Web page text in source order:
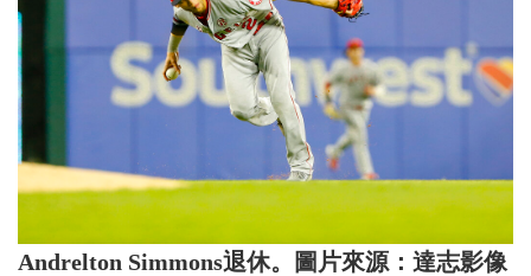
Andrelton Simmons退休。圖片來源：達志影像